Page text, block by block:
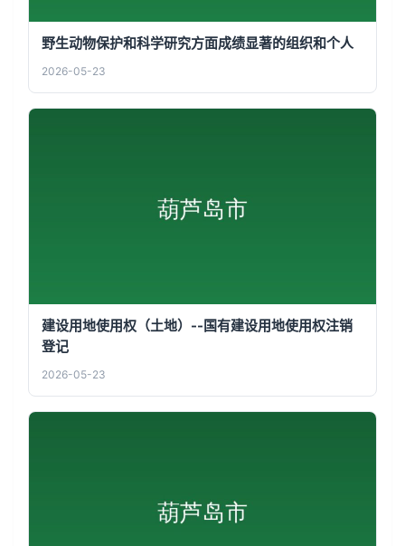
野生动物保护和科学研究方面成绩显著的组织和个人
2026-05-23
建设用地使用权（土地）--国有建设用地使用权注销
登记
2026-05-23